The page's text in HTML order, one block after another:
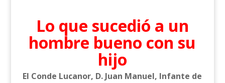
Lo que sucedió a un
hombre bueno con su
hijo
El Conde Lucanor, D. Juan Manuel, Infante de